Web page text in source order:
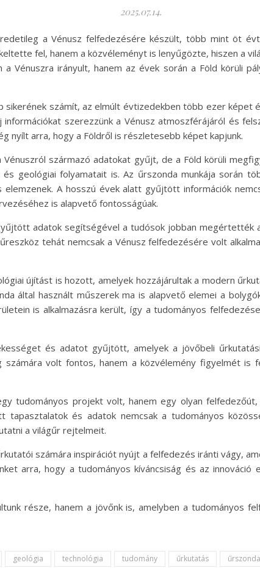
2025.07.14.
a Vénusz felfedezésére készült, több mint öt
fel, hanem a közvéleményt is lenyűgözte, hiszen a
a Vénuszra irányult, hanem az évek során a Föld körüli
sikerének számít, az elmúlt évtizedekben több ezer
szerezzünk a Vénusz atmoszférájáról és
nyílt arra, hogy a Földről is részletesebb képet kapjunk.
származó adatokat gyűjt, de a Föld körüli
geológiai folyamatait is. Az űrszonda munkája során
A hosszú évek alatt gyűjtött információk
is alapvető fontosságúak.
adatok segítségével a tudósok jobban megértették
tehát nemcsak a Vénusz felfedezésére volt
újítást is hozott, amelyek hozzájárultak a modern
által használt műszerek ma is alapvető elemei a
is alkalmazásra került, így a tudományos
és adatot gyűjtött, amelyek a jövőbeli
számára volt fontos, hanem a közvélemény figyelmét is
tudományos projekt volt, hanem egy olyan
és adatok nemcsak a tudományos
a világűr rejtelmeit.
számára inspirációt nyújt a felfedezés iránti vágy,
arra, hogy a tudományos kíváncsiság és az
része, hanem a jövőnk is, amelyben a tudományos
geológia technológia tudomány űrkutatás űrszonda